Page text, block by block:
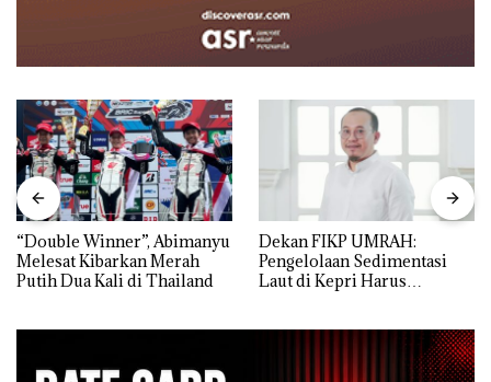
“Double Winner”, Abimanyu
Melesat Kibarkan Merah
Putih Dua Kali di Thailand
Dekan FIKP UMRAH:
Pengelolaan Sedimentasi
Laut di Kepri Harus